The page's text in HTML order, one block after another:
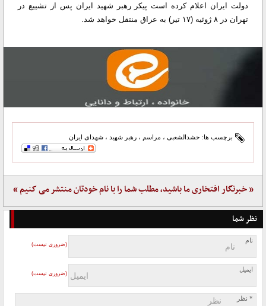
دولت ایران اعلام کرده است پیکر رهبر شهید ایران پس از تشییع در
تهران در ۸ ژوئیه (۱۷ تیر) به عراق منتقل خواهد شد.
برچسب ها: حشدالشعبی ، مراسم ، رهبر شهید ، شهدای ایران
« خبرنگار افتخاری ما باشید، مطلب شما را با نام خودتان منتشر می کنیم »
نظر شما
نام
(ضروری نیست)
ایمیل
(ضروری نیست)
* نظر